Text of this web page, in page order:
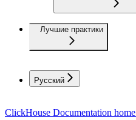
Лучшие практики
Русский
ClickHouse Documentation